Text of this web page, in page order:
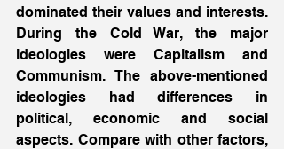
dominated their values and interests.
During the Cold War, the major
ideologies were Capitalism and
Communism. The above-mentioned
ideologies had differences in
political, economic and social
aspects. Compare with other factors,